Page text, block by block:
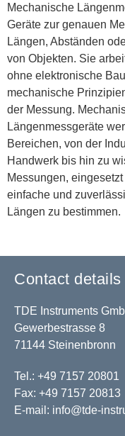
Mechanische
Geräte zur genauen
Längen, Abständen
von Objekten. Sie
ohne elektronische
mechanische
der Messung.
Längenmessgeräte
Bereichen, von der
Handwerk bis hin zu
Messungen,
einfache und
Längen zu bestimmen.
Contact details
TDE Instruments
Gewerbestrasse 8
71144 Steinenbronn
Tel.: +49 7157 20801
Fax: +49 7157 20813
E-mail: info@tde-